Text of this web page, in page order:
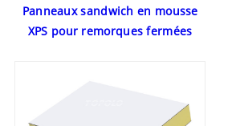
Panneaux sandwich en mousse
XPS pour remorques fermées